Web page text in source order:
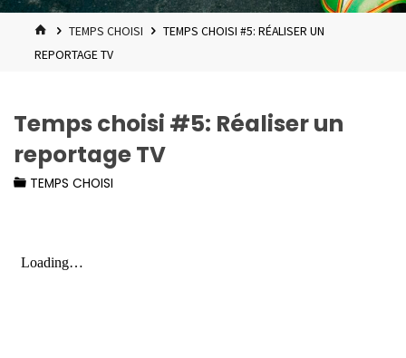
HOMETEMPS CHOISI
TEMPS CHOISI #5: RÉALISER UN
REPORTAGE TV
Temps choisi #5: Réaliser un
reportage TV
TEMPS CHOISI